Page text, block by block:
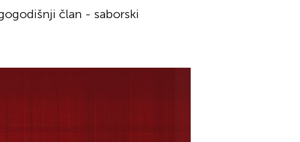
član - saborski